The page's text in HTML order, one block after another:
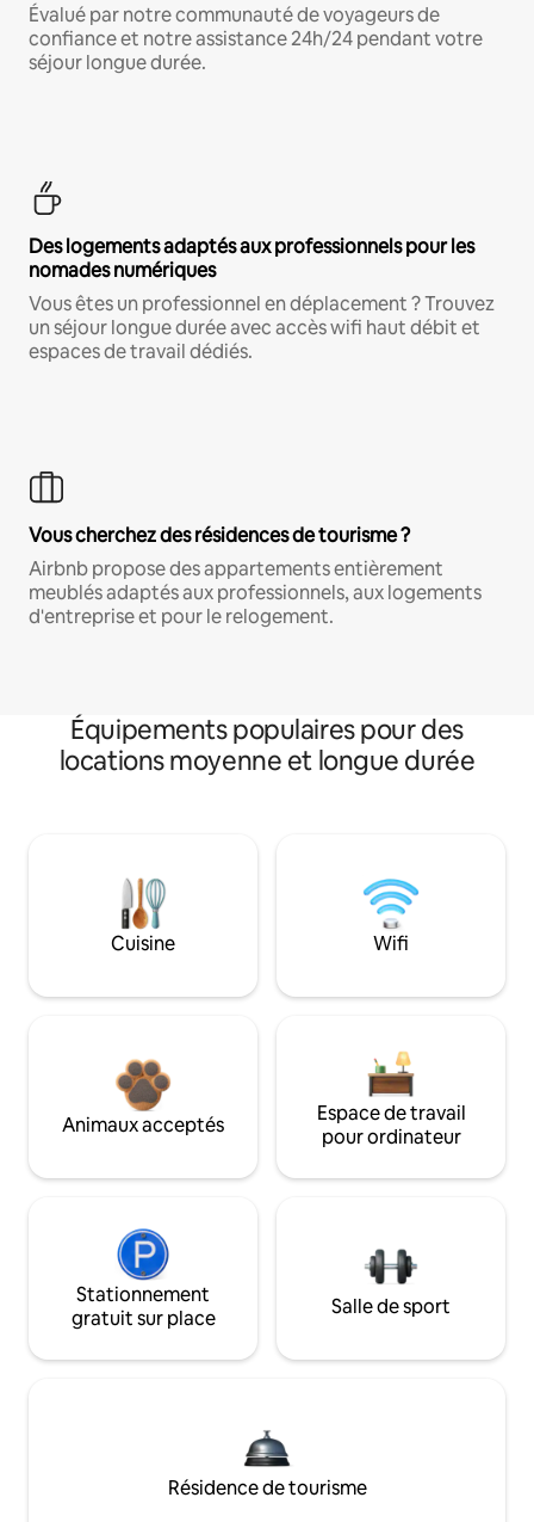
Évalué par notre communauté de voyageurs de
confiance et notre assistance 24h/24 pendant votre
séjour longue durée.
Des logements adaptés aux professionnels pour les
nomades numériques
Vous êtes un professionnel en déplacement ? Trouvez
un séjour longue durée avec accès wifi haut débit et
espaces de travail dédiés.
Vous cherchez des résidences de tourisme ?
Airbnb propose des appartements entièrement
meublés adaptés aux professionnels, aux logements
d'entreprise et pour le relogement.
Équipements populaires pour des
locations moyenne et longue durée
Cuisine Wifi
Animaux acceptés
Espace de travail
pour ordinateur
Stationnement
gratuit sur place
Salle de sport
Résidence de tourisme